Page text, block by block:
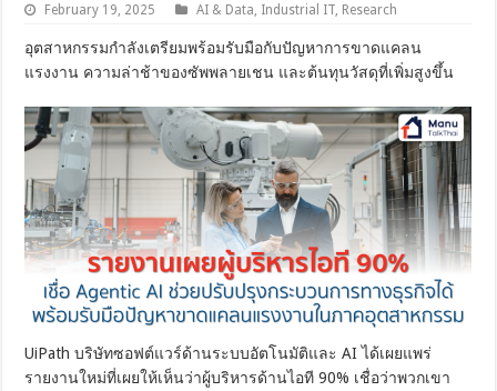
February 19, 2025 AI & Data Industrial IT Research
อุตสาหกรรมกำลังเตรียมพร้อมรับมือกับปัญหาการขาดแคลน
แรงงาน ความล่าช้าของซัพพลายเชน และต้นทุนวัสดุที่เพิ่มสูงขึ้น
UiPath บริษัทซอฟต์แวร์ด้านระบบอัตโนมัติและ AI ได้เผยแพร่
รายงานใหม่ที่เผยให้เห็นว่าผู้บริหารด้านไอที 90% เชื่อว่าพวกเขา